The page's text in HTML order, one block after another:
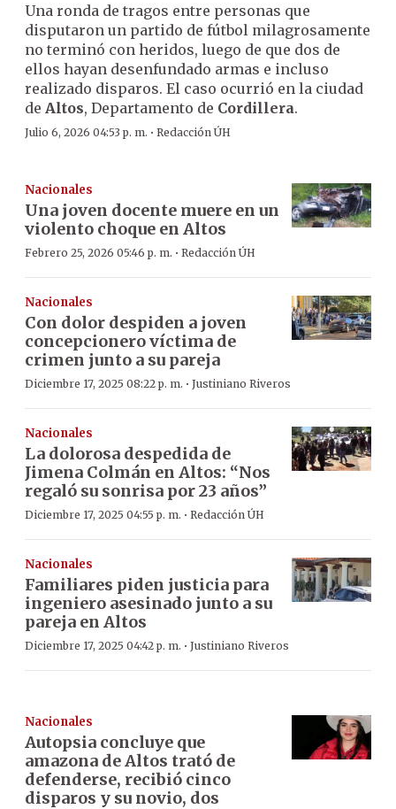
Una ronda de tragos entre personas que
disputaron un partido de fútbol milagrosamente
no terminó con heridos, luego de que dos de
ellos hayan desenfundado armas e incluso
realizado disparos. El caso ocurrió en la ciudad
de Altos, Departamento de Cordillera.
Julio 6, 2026 04:53 p. m. · Redacción ÚH
Nacionales
Una joven docente muere en un
violento choque en Altos
Febrero 25, 2026 05:46 p. m. · Redacción ÚH
Nacionales
Con dolor despiden a joven
concepcionero víctima de
crimen junto a su pareja
Diciembre 17, 2025 08:22 p. m. · Justiniano Riveros
Nacionales
La dolorosa despedida de
Jimena Colmán en Altos: “Nos
regaló su sonrisa por 23 años”
Diciembre 17, 2025 04:55 p. m. · Redacción ÚH
Nacionales
Familiares piden justicia para
ingeniero asesinado junto a su
pareja en Altos
Diciembre 17, 2025 04:42 p. m. · Justiniano Riveros
Nacionales
Autopsia concluye que
amazona de Altos trató de
defenderse, recibió cinco
disparos y su novio, dos